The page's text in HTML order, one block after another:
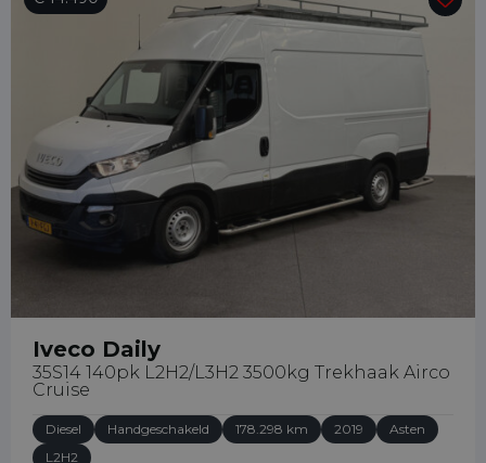
Iveco Daily
35S14 140pk L2H2/L3H2 3500kg Trekhaak Airco
Cruise
Diesel Handgeschakeld 178.298 km 2019
Asten
L2H2